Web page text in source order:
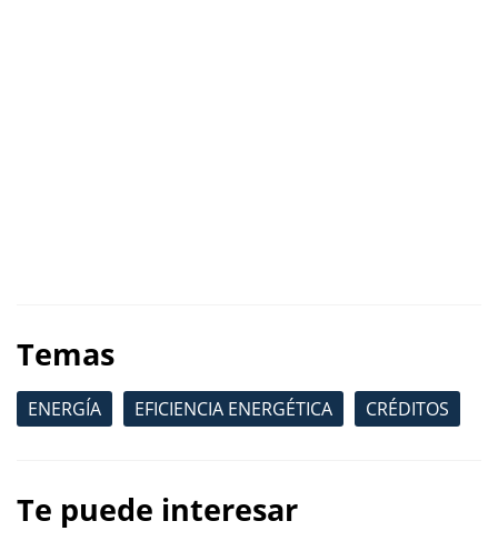
Temas
ENERGÍA EFICIENCIA ENERGÉTICA CRÉDITOS
Te puede interesar